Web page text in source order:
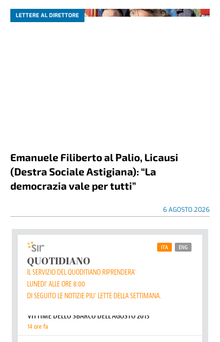
LETTERE AL DIRETTORE
Emanuele Filiberto al Palio, Licausi
(Destra Sociale Astigiana): “La
democrazia vale per tutti”
6 AGOSTO 2026